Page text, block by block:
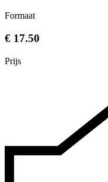
Formaat
€ 17.50
Prijs